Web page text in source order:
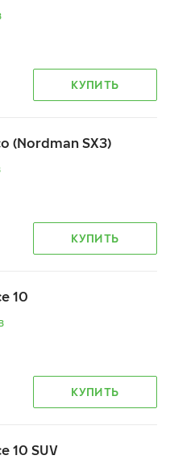
КУПИТЬ
(Nordman SX3)
КУПИТЬ
10
КУПИТЬ
10 SUV